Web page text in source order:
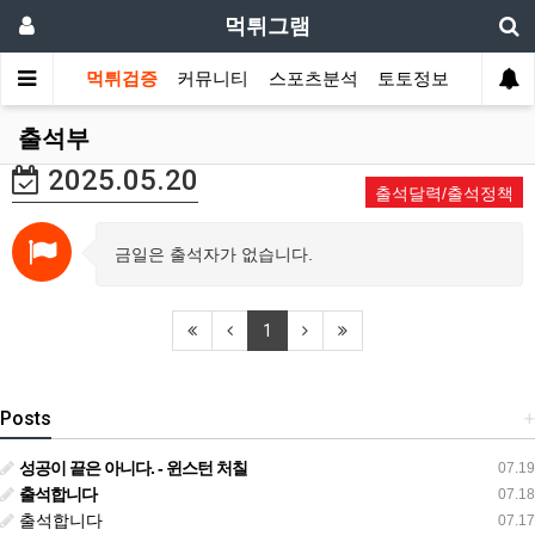
먹튀그램
먹튀검증 커뮤니티 스포츠분석 토토정보
출석부
2025.05.20 출석달력/출석정책
금일은 출석자가 없습니다.
1
+
Posts
07.19
성공이 끝은 아니다. - 윈스턴 처칠
07.18
출석합니다
07.17
출석합니다